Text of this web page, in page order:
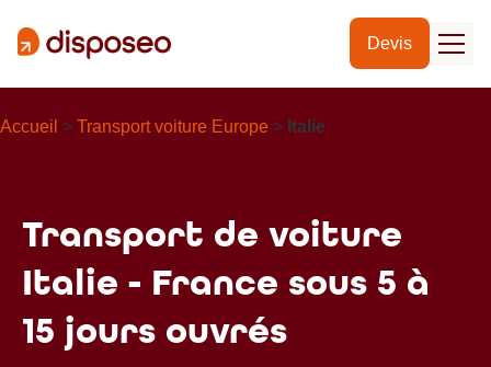
Devis
Accueil > Transport voiture Europe > Italie
Transport de voiture
Italie - France sous 5 à
15 jours ouvrés